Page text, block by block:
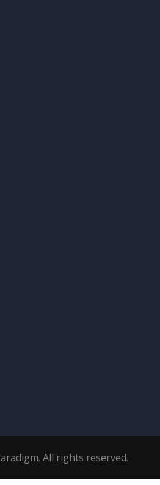
All rights reserved.